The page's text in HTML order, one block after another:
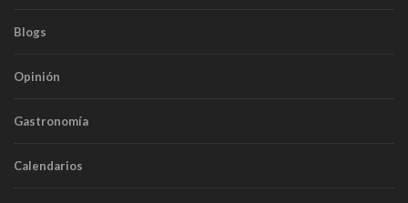
Blogs
Opinión
Gastronomía
Calendarios